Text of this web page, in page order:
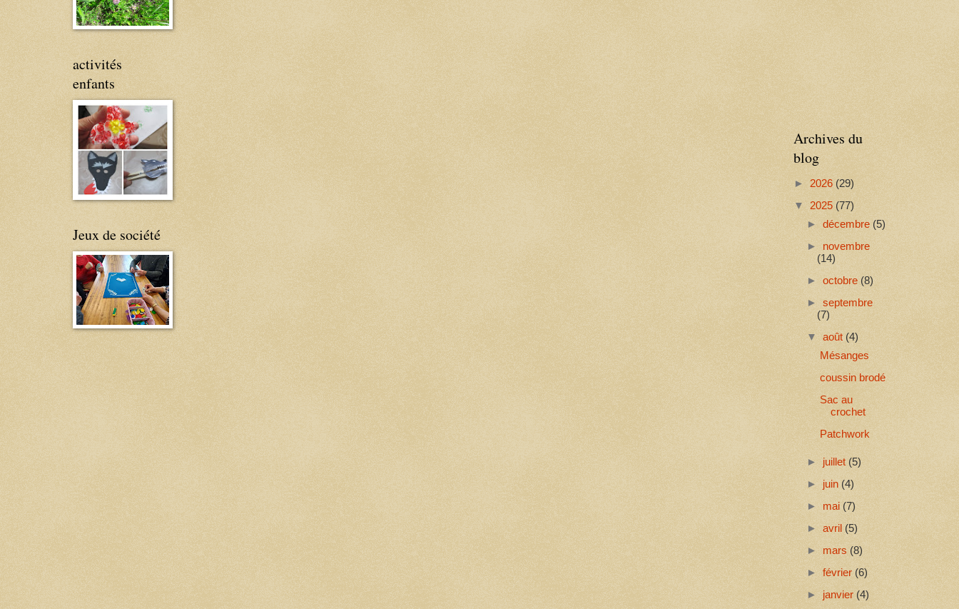
activités
enfants
Jeux de société
Archives du
blog
► 2026 (29)
▼ 2025 (77)
► décembre (5)
► novembre
(14)
► octobre (8)
► septembre
(7)
▼ août (4)
Mésanges
coussin brodé
Sac au
crochet
Patchwork
► juillet(5)
► juin (4)
► mai (7)
► avril (5)
► mars (8)
► février (6)
► janvier (4)